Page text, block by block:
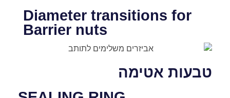
Diameter transitions for
Barrier nuts
טבעות אטימה